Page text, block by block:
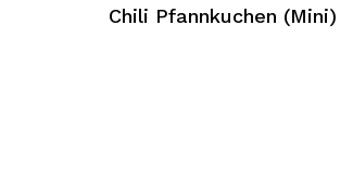
Chili Pfannkuchen (Mini)